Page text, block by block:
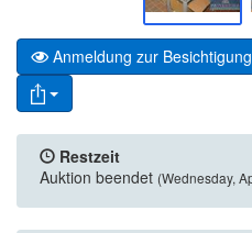
Anmeldung zur Besichtigung
Restzeit
Auktion beendet (Wednesday,